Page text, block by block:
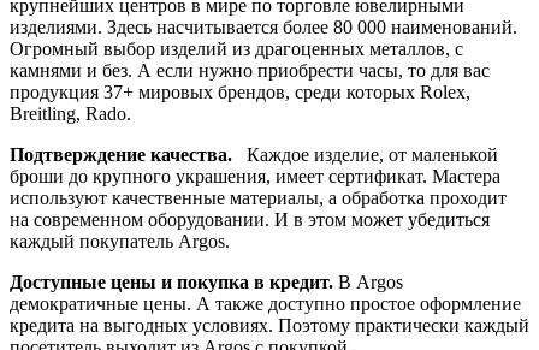
крупнейших центров в мире по торговле ювелирными
изделиями. Здесь насчитывается более 80 000 наименований.
Огромный выбор изделий из драгоценных металлов, с
камнями и без. А если нужно приобрести часы, то для вас
продукция 37+ мировых брендов, среди которых Rolex,
Breitling, Rado.
Подтверждение качества.
Каждое изделие, от маленькой
броши до крупного украшения, имеет сертификат. Мастера
используют качественные материалы, а обработка проходит
на современном оборудовании. И в этом может убедиться
каждый покупатель Argos.
Доступные цены и покупка в кредит. В Argos
демократичные цены. А также доступно простое оформление
кредита на выгодных условиях. Поэтому практически каждый